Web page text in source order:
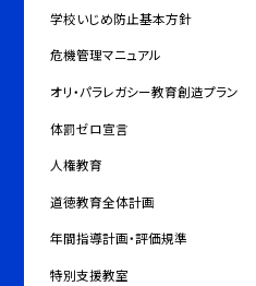
学校いじめ防止基本方針
危機管理マニュアル
オリ・パラレガシー教育創造プラン
体罰ゼロ宣言
人権教育
道徳教育全体計画
年間指導計画・評価規準
特別支援教室